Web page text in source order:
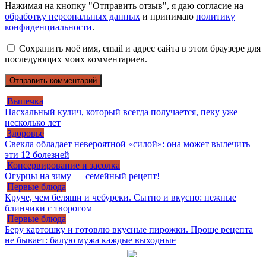
Нажимая на кнопку "Отправить отзыв", я даю согласие на
обработку персональных данных и принимаю политику
конфиденциальности.
Сохранить моё имя, email и адрес сайта в этом браузере для
последующих моих комментариев.
Выпечка
Пасхальный кулич, который всегда получается, пеку уже
несколько лет
Здоровье
Свекла обладает невероятной «силой»: она может вылечить
эти 12 болезней
Консервирование и засолка
Огурцы на зиму — семейный рецепт!
Первые блюда
Круче, чем беляши и чебуреки. Сытно и вкусно: нежные
блинчики с творогом
Первые блюда
Беру картошку и готовлю вкусные пирожки. Проще рецепта
не бывает: балую мужа каждые выходные